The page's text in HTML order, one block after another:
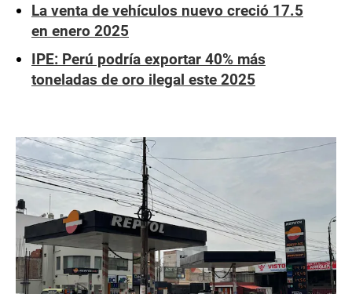
La venta de vehículos nuevo creció 17.5
en enero 2025
IPE: Perú podría exportar 40% más
toneladas de oro ilegal este 2025